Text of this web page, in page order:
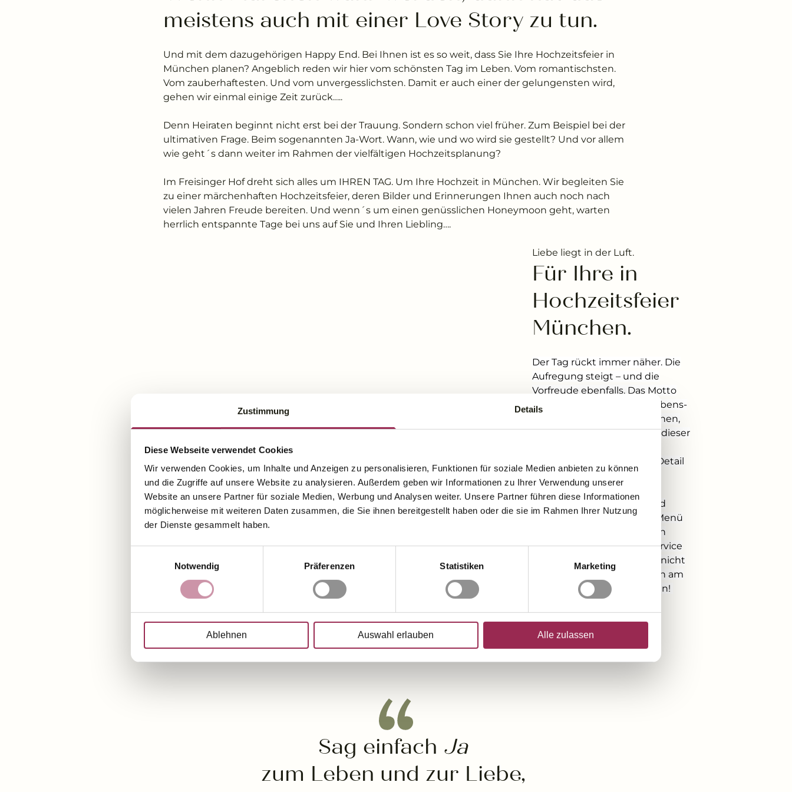
Zustimmung Details
Diese Webseite verwendet Cookies
Wir verwenden Cookies, um Inhalte und Anzeigen zu personalisieren, Funktionen für soziale Medien anbieten zu können
und die Zugriffe auf unsere Website zu analysieren. Außerdem geben wir Informationen zu Ihrer Verwendung unserer
Website an unsere Partner für soziale Medien, Werbung und Analysen weiter. Unsere Partner führen diese Informationen
möglicherweise mit weiteren Daten zusammen, die Sie ihnen bereitgestellt haben oder die sie im Rahmen Ihrer Nutzung
der Dienste gesammelt haben.
Notwendig
Präferenzen Statistiken Marketing
Ablehnen Auswahl erlauben Alle zulassen
meistens auch mit einer Love Story zu tun.
Und mit dem dazugehörigen Happy End. Bei Ihnen ist es so weit, dass Sie Ihre Hochzeitsfeier in
München planen? Angeblich reden wir hier vom schönsten Tag im Leben. Vom romantischsten.
Vom zauberhaftesten. Und vom unvergesslichsten. Damit er auch einer der gelungensten wird,
gehen wir einmal einige Zeit zurück…..
Denn Heiraten beginnt nicht erst bei der Trauung. Sondern schon viel früher. Zum Beispiel bei der
ultimativen Frage. Beim sogenannten Ja-Wort. Wann, wie und wo wird sie gestellt? Und vor allem
wie geht´s dann weiter im Rahmen der vielfältigen Hochzeitsplanung?
Im Freisinger Hof dreht sich alles um IHREN TAG. Um Ihre Hochzeit in München. Wir begleiten Sie
zu einer märchenhaften Hochzeitsfeier, deren Bilder und Erinnerungen Ihnen auch noch nach
vielen Jahren Freude bereiten. Und wenn´s um einen genüsslichen Honeymoon geht, warten
herrlich entspannte Tage bei uns auf Sie und Ihren Liebling….
Liebe liegt in der Luft.
Für Ihre in
Hochzeitsfeier
München.
Der Tag rückt immer näher. Die
Aufregung steigt – und die
Vorfreude ebenfalls. Das Motto
am Freisinger Hof für Ihr Lebens-
Highlight lautet: Sie wünschen,
wir planen! Und genau mit dieser
Organisation bis ins letzte Detail
von der Ankunft über den
Empfang, Aperitif,
Blumenschmuck, Deko und
Raumgestaltung bis zum Menü
und der Hochzeitstorte, den
Fotografen, den Shuttle-Service
und das Kinder-Programm nicht
zu vergessen, lassen Sie sich am
besten so richtig verwöhnen!
Sag einfach Ja
zum Leben und zur Liebe,